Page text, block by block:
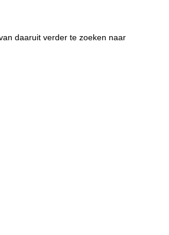
daaruit verder te zoeken naar